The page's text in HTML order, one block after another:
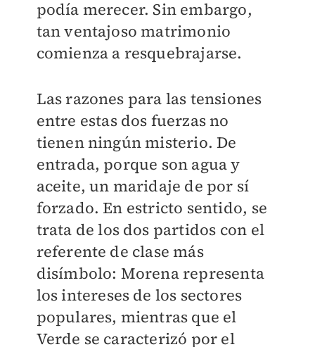
podía merecer. Sin embargo,
tan ventajoso matrimonio
comienza a resquebrajarse.
Las razones para las tensiones
entre estas dos fuerzas no
tienen ningún misterio. De
entrada, porque son agua y
aceite, un maridaje de por sí
forzado. En estricto sentido, se
trata de los dos partidos con el
referente de clase más
disímbolo: Morena representa
los intereses de los sectores
populares, mientras que el
Verde se caracterizó por el